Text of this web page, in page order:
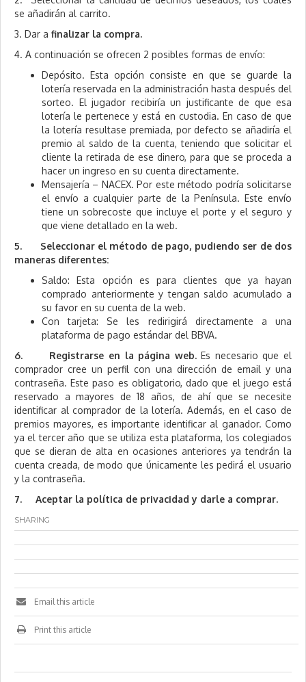
se añadirán al carrito.
3. Dar a finalizar la compra.
4. A continuación se ofrecen 2 posibles formas de envío:
Depósito. Esta opción consiste en que se guarde la
lotería reservada en la administración hasta después del
sorteo. El jugador recibiría un justificante de que esa
lotería le pertenece y está en custodia. En caso de que
la lotería resultase premiada, por defecto se añadiría el
premio al saldo de la cuenta, teniendo que solicitar el
cliente la retirada de ese dinero, para que se proceda a
hacer un ingreso en su cuenta directamente.
Mensajería – NACEX. Por este método podría solicitarse
el envío a cualquier parte de la Península. Este envío
tiene un sobrecoste que incluye el porte y el seguro y
que viene detallado en la web.
5. Seleccionar el método de pago, pudiendo ser de dos
maneras diferentes:
Saldo: Esta opción es para clientes que ya hayan
comprado anteriormente y tengan saldo acumulado a
su favor en su cuenta de la web.
Con tarjeta: Se les redirigirá directamente a una
plataforma de pago estándar del BBVA.
6. Registrarse en la página web.Es necesario que el
comprador cree un perfil con una dirección de email y una
contraseña. Este paso es obligatorio, dado que el juego está
reservado a mayores de 18 años, de ahí que se necesite
identificar al comprador de la lotería. Además, en el caso de
premios mayores, es importante identificar al ganador. Como
ya el tercer año que se utiliza esta plataforma, los colegiados
que se dieran de alta en ocasiones anteriores ya tendrán la
cuenta creada, de modo que únicamente les pedirá el usuario
y la contraseña.
7. Aceptar la política de privacidad y darle a comprar.
SHARING
Email this article
Print this article